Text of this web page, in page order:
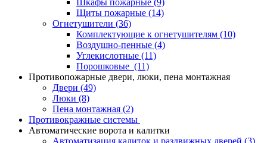
Шкафы пожарные (9)
Щиты пожарные (14)
Огнетушители (36)
Комплектующие к огнетушителям (10)
Воздушно-пенные (4)
Углекислотные (11)
Порошковые (11)
Противопожарные двери, люки, пена монтажная
Двери (49)
Люки (8)
Пена монтажная (2)
Противокражные системы
Автоматические ворота и калитки
Автоматизация калиток и раздвижных дверей (3)